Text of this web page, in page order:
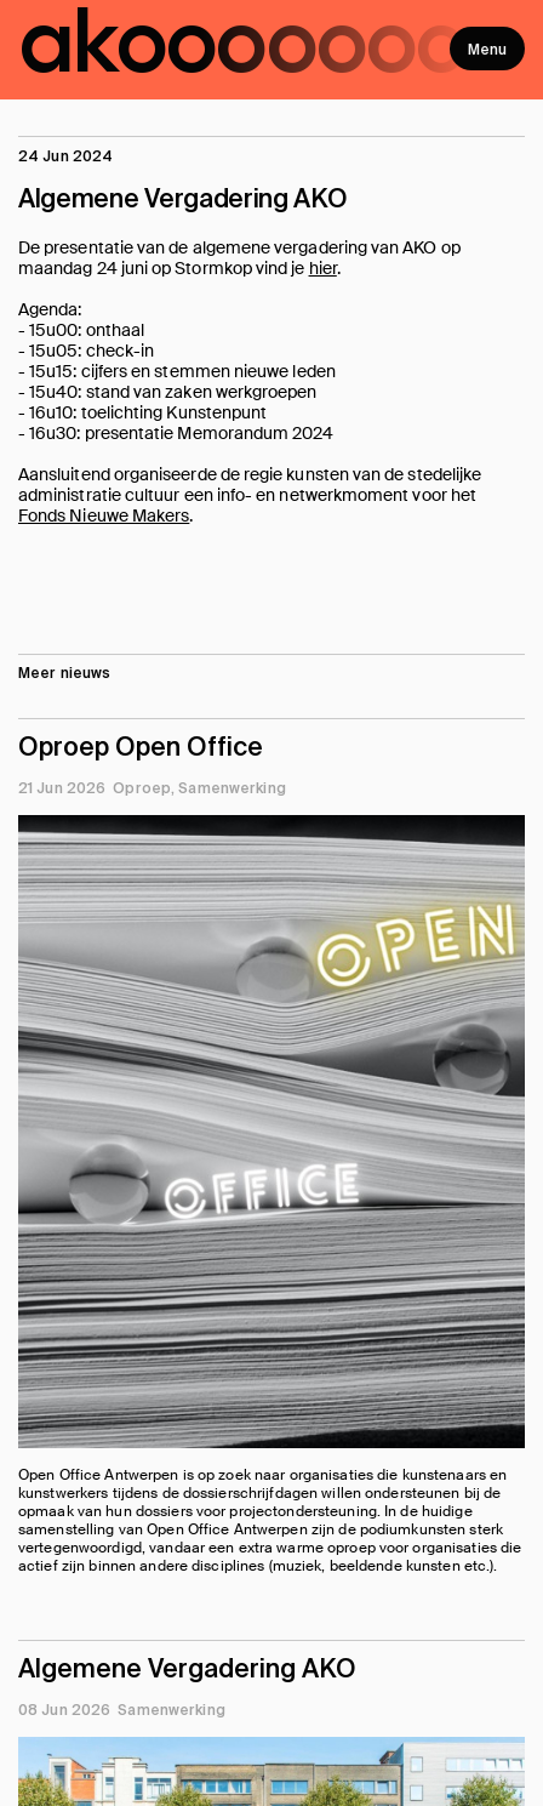
ako Menu
24 Jun 2024
Algemene Vergadering AKO
De presentatie van de algemene vergadering van AKO op
maandag 24 juni op Stormkop vind je hier.
Agenda:
- 15u00: onthaal
- 15u05: check-in
- 15u15: cijfers en stemmen nieuwe leden
- 15u40: stand van zaken werkgroepen
- 16u10: toelichting Kunstenpunt
- 16u30: presentatie Memorandum 2024
Aansluitend organiseerde de regie kunsten van de stedelijke
administratie cultuur een info- en netwerkmoment voor het
Fonds Nieuwe Makers.
Meer nieuws
Oproep Open Office
21 Jun 2026 Oproep Samenwerking
Open Office Antwerpen is op zoek naar organisaties die kunstenaars en
kunstwerkers tijdens de dossierschrijfdagen willen ondersteunen bij de
opmaak van hun dossiers voor projectondersteuning. In de huidige
samenstelling van Open Office Antwerpen zijn de podiumkunsten sterk
vertegenwoordigd, vandaar een extra warme oproep voor organisaties die
actief zijn binnen andere disciplines (muziek, beeldende kunsten etc.).
Algemene Vergadering AKO
08 Jun 2026 Samenwerking